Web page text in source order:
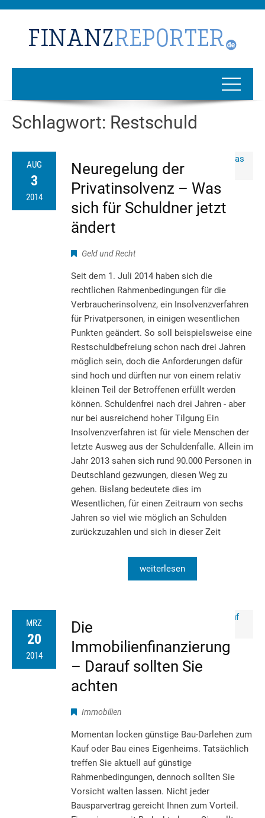
Schlagwort: Restschuld
AUG
3
2014
Neuregelung der
Privatinsolvenz – Was
sich für Schuldner jetzt
ändert
Geld und Recht
Seit dem 1. Juli 2014 haben sich die
rechtlichen Rahmenbedingungen für die
Verbraucherinsolvenz, ein Insolvenzverfahren
für Privatpersonen, in einigen wesentlichen
Punkten geändert. So soll beispielsweise eine
Restschuldbefreiung schon nach drei Jahren
möglich sein, doch die Anforderungen dafür
sind hoch und dürften nur von einem relativ
kleinen Teil der Betroffenen erfüllt werden
können. Schuldenfrei nach drei Jahren - aber
nur bei ausreichend hoher Tilgung Ein
Insolvenzverfahren ist für viele Menschen der
letzte Ausweg aus der Schuldenfalle. Allein im
Jahr 2013 sahen sich rund 90.000 Personen in
Deutschland gezwungen, diesen Weg zu
gehen. Bislang bedeutete dies im
Wesentlichen, für einen Zeitraum von sechs
Jahren so viel wie möglich an Schulden
zurückzuzahlen und sich in dieser Zeit
weiterlesen
MRZ
20
2014
Die
Immobilienfinanzierung
– Darauf sollten Sie
achten
Immobilien
Momentan locken günstige Bau-Darlehen zum
Kauf oder Bau eines Eigenheims. Tatsächlich
treffen Sie aktuell auf günstige
Rahmenbedingungen, dennoch sollten Sie
Vorsicht walten lassen. Nicht jeder
Bausparvertrag gereicht Ihnen zum Vorteil.